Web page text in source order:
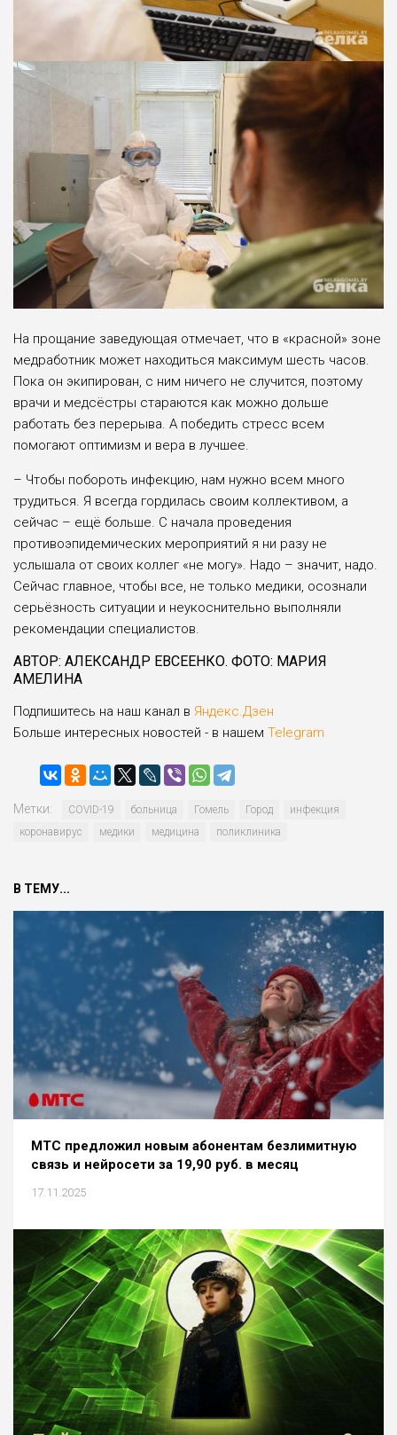
На прощание заведующая отмечает, что в «красной» зоне
медработник может находиться максимум шесть часов.
Пока он экипирован, с ним ничего не случится, поэтому
врачи и медсёстры стараются как можно дольше
работать без перерыва. А победить стресс всем
помогают оптимизм и вера в лучшее.
– Чтобы побороть инфекцию, нам нужно всем много
трудиться. Я всегда гордилась своим коллективом, а
сейчас – ещё больше. С начала проведения
противоэпидемических мероприятий я ни разу не
услышала от своих коллег «не могу». Надо – значит, надо.
Сейчас главное, чтобы все, не только медики, осознали
серьёзность ситуации и неукоснительно выполняли
рекомендации специалистов.
АВТОР: АЛЕКСАНДР ЕВСЕЕНКО. ФОТО: МАРИЯ
АМЕЛИНА
Подпишитесь на наш канал в Яндекс.Дзен
Больше интересных новостей - в нашем Telegram
Метки: COVID-19 больница Гомель Город
инфекция
коронавирус
медики медицина поликлиника
В ТЕМУ...
МТС предложил новым абонентам безлимитную
связь и нейросети за 19,90 руб. в месяц
17.11.2025